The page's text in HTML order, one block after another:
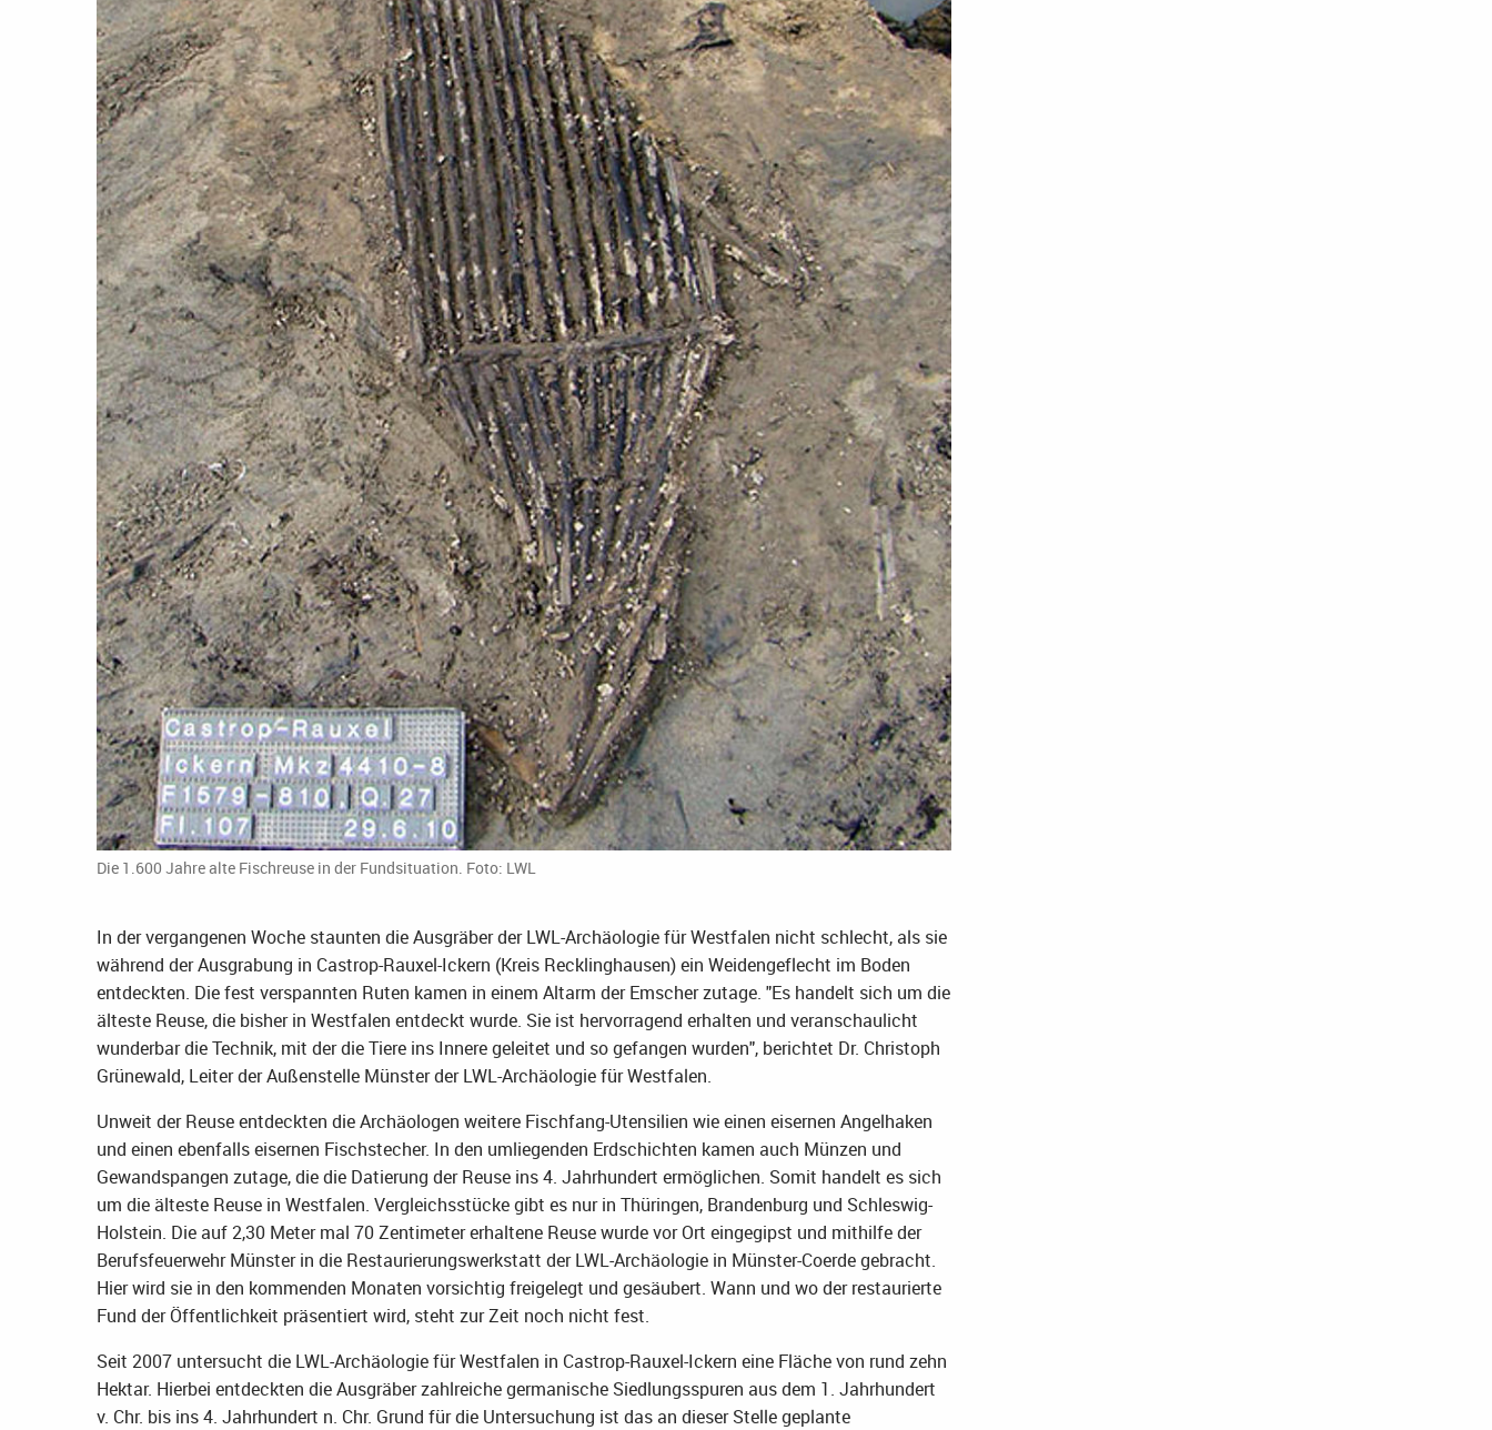
Die 1.600 Jahre alte Fischreuse in der Fundsituation. Foto: LWL
In der vergangenen Woche staunten die Ausgräber der LWL-Archäologie für Westfalen nicht schlecht, als sie
während der Ausgrabung in Castrop-Rauxel-Ickern (Kreis Recklinghausen) ein Weidengeflecht im Boden
entdeckten. Die fest verspannten Ruten kamen in einem Altarm der Emscher zutage. "Es handelt sich um die
älteste Reuse, die bisher in Westfalen entdeckt wurde. Sie ist hervorragend erhalten und veranschaulicht
wunderbar die Technik, mit der die Tiere ins Innere geleitet und so gefangen wurden", berichtet Dr. Christoph
Grünewald, Leiter der Außenstelle Münster der LWL-Archäologie für Westfalen.
Unweit der Reuse entdeckten die Archäologen weitere Fischfang-Utensilien wie einen eisernen Angelhaken
und einen ebenfalls eisernen Fischstecher. In den umliegenden Erdschichten kamen auch Münzen und
Gewandspangen zutage, die die Datierung der Reuse ins 4. Jahrhundert ermöglichen. Somit handelt es sich
um die älteste Reuse in Westfalen. Vergleichsstücke gibt es nur in Thüringen, Brandenburg und Schleswig-
Holstein. Die auf 2,30 Meter mal 70 Zentimeter erhaltene Reuse wurde vor Ort eingegipst und mithilfe der
Berufsfeuerwehr Münster in die Restaurierungswerkstatt der LWL-Archäologie in Münster-Coerde gebracht.
Hier wird sie in den kommenden Monaten vorsichtig freigelegt und gesäubert. Wann und wo der restaurierte
Fund der Öffentlichkeit präsentiert wird, steht zur Zeit noch nicht fest.
Seit 2007 untersucht die LWL-Archäologie für Westfalen in Castrop-Rauxel-Ickern eine Fläche von rund zehn
Hektar. Hierbei entdeckten die Ausgräber zahlreiche germanische Siedlungsspuren aus dem 1. Jahrhundert
v. Chr. bis ins 4. Jahrhundert n. Chr. Grund für die Untersuchung ist das an dieser Stelle geplante